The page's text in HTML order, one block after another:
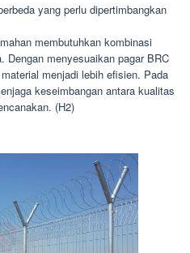
yang perlu dipertimbangkan
membutuhkan kombinasi
menyesuaikan pagar BRC
menjadi lebih efisien. Pada
keseimbangan antara kualitas
(H2)